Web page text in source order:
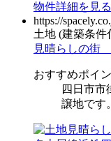
物件詳細を見る
https://
土地 (建築条件
見晴らしの街
おすすめポイ
四日市市
譲地です。